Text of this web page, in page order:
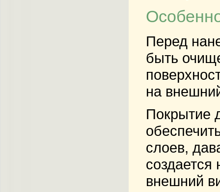
Перед
быть
на
Покрытие
слоев,
создается
внешний